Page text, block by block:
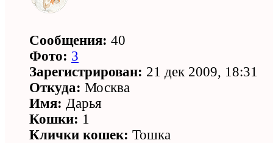
Сообщения: 40
Фото: 3
Зарегистрирован: 21 дек 2009, 18:31
Откуда: Москва
Имя: Дарья
Кошки: 1
Клички кошек: Тошка